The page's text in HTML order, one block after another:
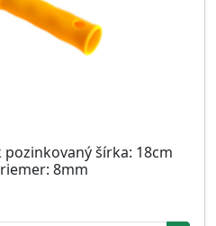
pozinkovaný šírka: 18cm
8mm